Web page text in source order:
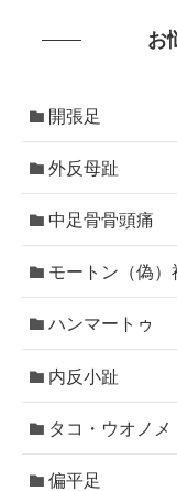
お
開張足
外反母趾
中足骨骨頭痛
モートン（偽）
ハンマートゥ
内反小趾
タコ・ウオノメ
偏平足